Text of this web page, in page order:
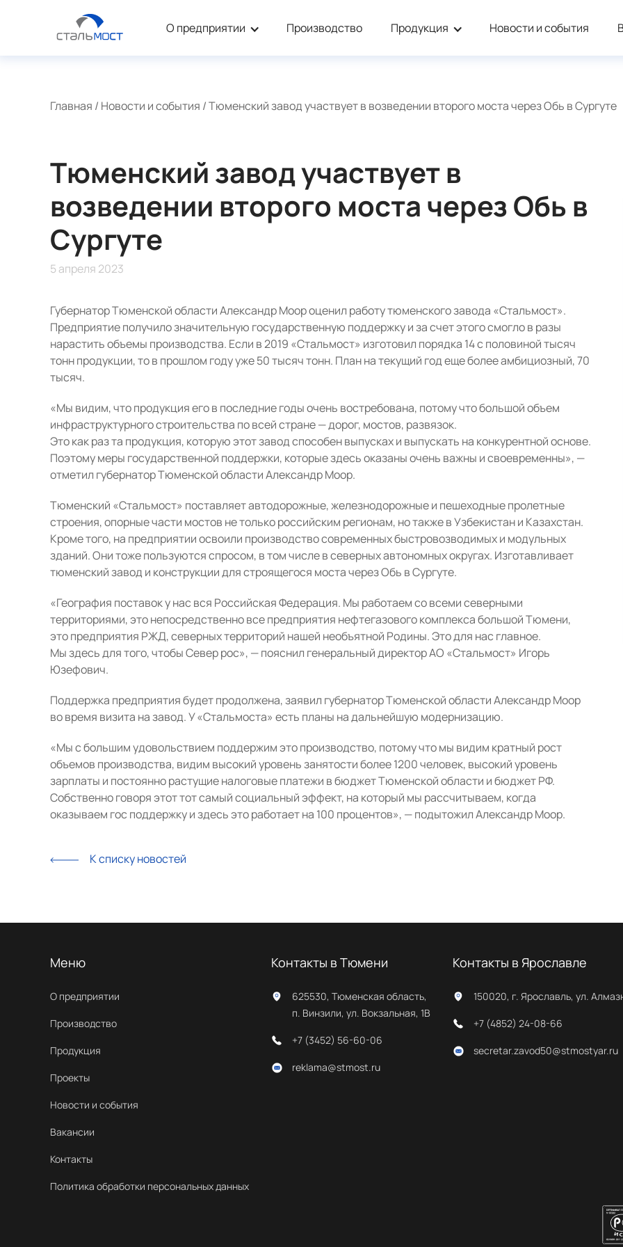
О предприятии Производство Продукция Новости и события
Главная / Новости и события /Тюменский завод участвует в возведении второго моста через Обь в Сургуте
Тюменский завод участвует в
возведении второго моста через Обь в
Сургуте
5 апреля 2023
Губернатор Тюменской области Александр Моор оценил работу тюменского завода «Стальмост».
Предприятие получило значительную государственную поддержку и за счет этого смогло в разы
нарастить объемы производства. Если в 2019 «Стальмост» изготовил порядка 14 с половиной тысяч
тонн продукции, то в прошлом году уже 50 тысяч тонн. План на текущий год еще более амбициозный, 70
тысяч.
«Мы видим, что продукция его в последние годы очень востребована, потому что большой объем
инфраструктурного строительства по всей стране — дорог, мостов, развязок.
Это как раз та продукция, которую этот завод способен выпусках и выпускать на конкурентной основе.
Поэтому меры государственной поддержки, которые здесь оказаны очень важны и своевременны», —
отметил губернатор Тюменской области Александр Моор.
Тюменский «Стальмост» поставляет автодорожные, железнодорожные и пешеходные пролетные
строения, опорные части мостов не только российским регионам, но также в Узбекистан и Казахстан.
Кроме того, на предприятии освоили производство современных быстровозводимых и модульных
зданий. Они тоже пользуются спросом, в том числе в северных автономных округах. Изготавливает
тюменский завод и конструкции для строящегося моста через Обь в Сургуте.
«География поставок у нас вся Российская Федерация. Мы работаем со всеми северными
территориями, это непосредственно все предприятия нефтегазового комплекса большой Тюмени,
это предприятия РЖД, северных территорий нашей необъятной Родины. Это для нас главное.
Мы здесь для того, чтобы Север рос», — пояснил генеральный директор АО «Стальмост» Игорь
Юзефович.
Поддержка предприятия будет продолжена, заявил губернатор Тюменской области Александр Моор
во время визита на завод. У «Стальмоста» есть планы на дальнейшую модернизацию.
«Мы с большим удовольствием поддержим это производство, потому что мы видим кратный рост
объемов производства, видим высокий уровень занятости более 1200 человек, высокий уровень
зарплаты и постоянно растущие налоговые платежи в бюджет Тюменской области и бюджет РФ.
Собственно говоря этот тот самый социальный эффект, на который мы рассчитываем, когда
оказываем гос поддержку и здесь это работает на 100 процентов», — подытожил Александр Моор.
К списку новостей
Меню
О предприятии
Производство
Продукция
Проекты
Новости и события
Вакансии
Контакты
Политика обработки персональных данных
Контакты в Тюмени
625530, Тюменская область,
п. Винзили, ул. Вокзальная, 1В
+7 (3452) 56-60-06
reklama@stmost.ru
Контакты в Ярославле
150020, г. Ярославль, ул.
+7 (4852) 24-08-66
secretar.zavod50@stmostyar.ru